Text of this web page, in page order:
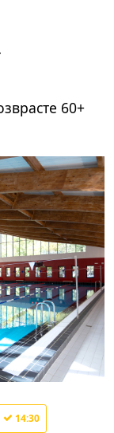
60+
14:30